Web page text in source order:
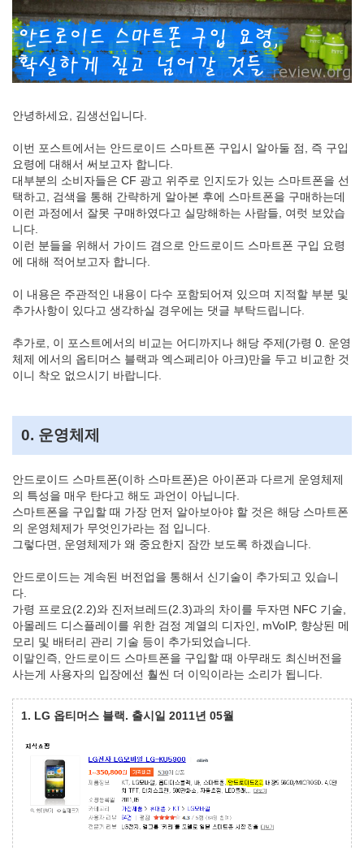
안녕하세요, 김생선입니다.
이번 포스트에서는 안드로이드 스마트폰 구입시 알아둘 점, 즉 구입
요령에 대해서 써보고자 합니다.
대부분의 소비자들은 CF 광고 위주로 인지도가 있는 스마트폰을 선
택하고, 검색을 통해 간략하게 알아본 후에 스마트폰을 구매하는데
이런 과정에서 잘못 구매하였다고 실망해하는 사람들, 여럿 보았습
니다.
이런 분들을 위해서 가이드 겸으로 안드로이드 스마트폰 구입 요령
에 대해 적어보고자 합니다.
이 내용은 주관적인 내용이 다수 포함되어져 있으며 지적할 부분 및
추가사항이 있다고 생각하실 경우에는 댓글 부탁드립니다.
추가로, 이 포스트에서의 비교는 어디까지나 해당 주제(가령 0. 운영
체제 에서의 옵티머스 블랙과 엑스페리아 아크)만을 두고 비교한 것
이니 착오 없으시기 바랍니다.
0. 운영체제
안드로이드 스마트폰(이하 스마트폰)은 아이폰과 다르게 운영체제
의 특성을 매우 탄다고 해도 과언이 아닙니다.
스마트폰을 구입할 때 가장 먼저 알아보아야 할 것은 해당 스마트폰
의 운영체제가 무엇인가라는 점 입니다.
그렇다면, 운영체제가 왜 중요한지 잠깐 보도록 하겠습니다.
안드로이드는 계속된 버전업을 통해서 신기술이 추가되고 있습니
다.
가령 프로요(2.2)와 진저브레드(2.3)과의 차이를 두자면 NFC 기술,
아몰레드 디스플레이를 위한 검정 계열의 디자인, mVoIP, 향상된 메
모리 및 배터리 관리 기술 등이 추가되었습니다.
이말인즉, 안드로이드 스마트폰을 구입할 때 아무래도 최신버전을
사는게 사용자의 입장에선 훨씬 더 이익이라는 소리가 됩니다.
1. LG 옵티머스 블랙. 출시일 2011년 05월